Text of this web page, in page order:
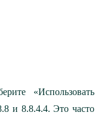
«Использовать
и 8.8.4.4. Это часто